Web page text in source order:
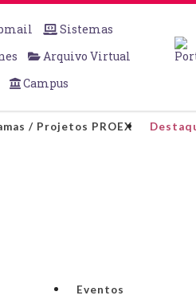
Sistemas
Arquivo Virtual
Campus
/ Projetos PROEX
Eventos